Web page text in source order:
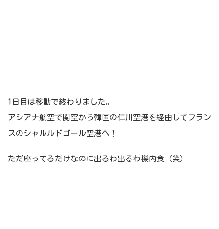
1日目は移動で終わりました。
アシアナ航空で関空から韓国の仁川空港を経由してフラン
スのシャルルドゴール空港へ！
ただ座ってるだけなのに出るわ出るわ機内食（笑）